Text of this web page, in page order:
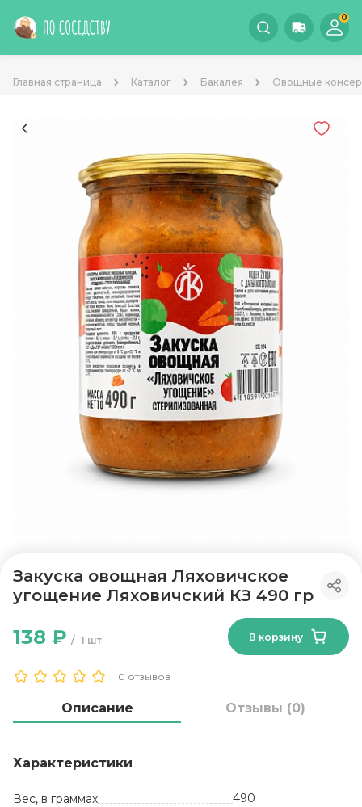
0
Главная страница Каталог Бакалея Овощные
Закуска овощная Ляховичское
угощение Ляховичский КЗ 490 гр
0 отзывов
1 шт
138 ₽ В корзину
Описание Отзывы (0)
Характеристики
Вес, в граммах
490